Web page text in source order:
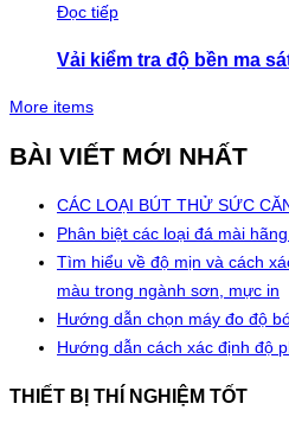
Đọc tiếp
Vải kiểm tra độ bền ma
More items
BÀI VIẾT MỚI NHẤT
CÁC LOẠI BÚT THỬ SỨC
Phân biệt các loại đá mài
Tìm hiểu về độ mịn và cách
màu trong ngành sơn, mực in
Hướng dẫn chọn máy đo độ
Hướng dẫn cách xác định độ
THIẾT BỊ THÍ NGHIỆM TỐT